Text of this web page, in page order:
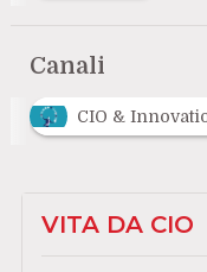
Canali
CIO &
VITA DA CIO